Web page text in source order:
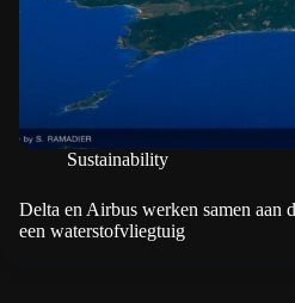
Sustainability
Delta en Airbus werken samen aan
een waterstofvliegtuig